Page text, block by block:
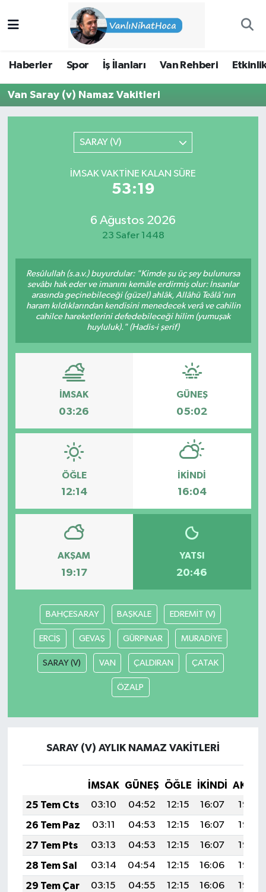
Haberler Spor İş İlanları Van Rehberi
Van Saray (v) Namaz Vakitleri
SARAY (V)
İMSAK VAKTINE KALAN SÜRE
53:19
6 Ağustos 2026
23 Safer 1448
Resûlullah (s.a.v.) buyurdular: "Kimde şu üç şey bulunursa
sevâbı hak eder ve imanını kemâle erdirmiş olur: İnsanlar
arasında geçinebileceği (güzel) ahlâk, Allâhü Teâlâ'nın
haram kıldıklarından kendisini menedecek verâ ve cahilin
cahilce hareketlerini defedebileceği hilim (yumuşak
huyluluk)." (Hadis-i şerif)
İMSAK
03:26
GÜNEŞ
05:02
ÖĞLE
12:14
İKINDI
16:04
AKŞAM
19:17
YATSI
20:46
BAHÇESARAY BAŞKALE EDREMİT (V)
ERCİŞ GEVAŞ GÜRPINAR MURADİYE
SARAY (V) VAN ÇALDIRAN ÇATAK
ÖZALP
SARAY (V) AYLIK NAMAZ VAKITLERI
İMSAK GÜNEŞ ÖĞLE İKINDI
25 Tem Cts
03:10 04:52 12:15 16:07
19:28
26 Tem Paz
03:11 04:53 12:15 16:07
19:27
27 Tem Pts
03:13 04:53 12:15 16:07
19:27
28 Tem Sal
03:14 04:54 12:15 16:06
19:26
29 Tem Çar
03:15 04:55 12:15 16:06
19:25
İş İlanları
Van Rehberi
Etkinlikler
İpekyolu Nöbetçi Eczaneler
İpekyolu Trafik Yoğunluk Haritası
Süper Lig Puan Durumu ve Fikstür
Tüm Manşetler
Son Dakika Haberleri